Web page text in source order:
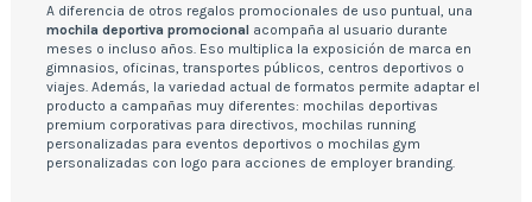
A diferencia de otros regalos promocionales de uso puntual, una
mochila deportiva promocional acompaña al usuario durante
meses o incluso años. Eso multiplica la exposición de marca en
gimnasios, oficinas, transportes públicos, centros deportivos o
viajes. Además, la variedad actual de formatos permite adaptar el
producto a campañas muy diferentes: mochilas deportivas
premium corporativas para directivos, mochilas running
personalizadas para eventos deportivos o mochilas gym
personalizadas con logo para acciones de employer branding.